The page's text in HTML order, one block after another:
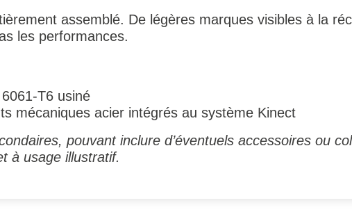
assemblé. De légères marques visibles à la
les performances.
T6 usiné
mécaniques acier intégrés au système Kinect
pouvant inclure d’éventuels accessoires ou
à usage illustratif.